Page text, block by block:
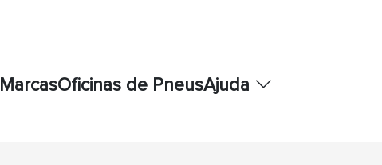
MarcasOficinas de PneusAjuda